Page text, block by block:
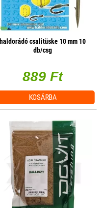
haldorádó csalitüske 10 mm 10
db/csg
889 Ft
KOSÁRBA